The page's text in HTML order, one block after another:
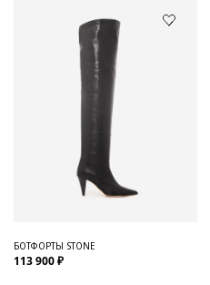
БОТФОРТЫ STONE
113 900 ₽